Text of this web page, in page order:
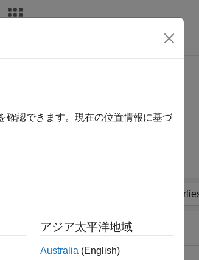
all in page
確認できます。現在の位置情報に基づ
アジア太平洋地域
Australia (English)